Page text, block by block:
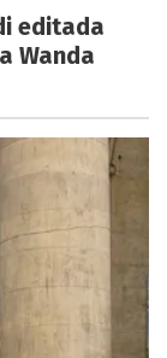
editada
Wanda